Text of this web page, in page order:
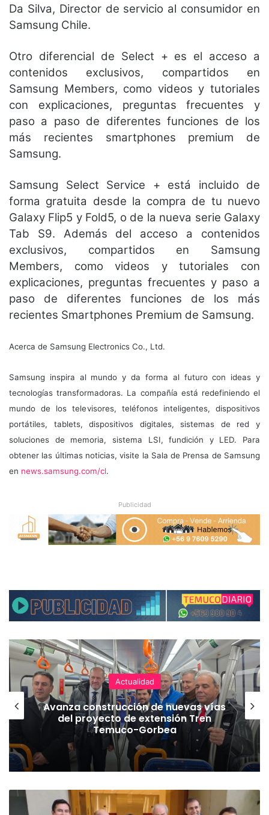
Da Silva, Director de servicio al consumidor en
Samsung Chile.
Otro diferencial de Select + es el acceso a
contenidos exclusivos, compartidos en
Samsung Members, como videos y tutoriales
con explicaciones, preguntas frecuentes y
paso a paso de diferentes funciones de los
más recientes smartphones premium de
Samsung.
Samsung Select Service + está incluido de
forma gratuita desde la compra de tu nuevo
Galaxy Flip5 y Fold5, o de la nueva serie Galaxy
Tab S9. Además del acceso a contenidos
exclusivos, compartidos en Samsung
Members, como videos y tutoriales con
explicaciones, preguntas frecuentes y paso a
paso de diferentes funciones de los más
recientes Smartphones Premium de Samsung.
Acerca de Samsung Electronics Co., Ltd.
Samsung inspira al mundo y da forma al futuro con ideas y
tecnologías transformadoras. La compañía está redefiniendo el
mundo de los televisores, teléfonos inteligentes, dispositivos
portátiles, tablets, dispositivos digitales, sistemas de red y
soluciones de memoria, sistema LSI, fundición y LED. Para
obtener las últimas noticias, visite la Sala de Prensa de Samsung
en news.samsung.com/cl.
Publicidad
Actualidad
Avanza construcción de nuevas vías
del proyecto de extensión Tren
Temuco-Gorbea